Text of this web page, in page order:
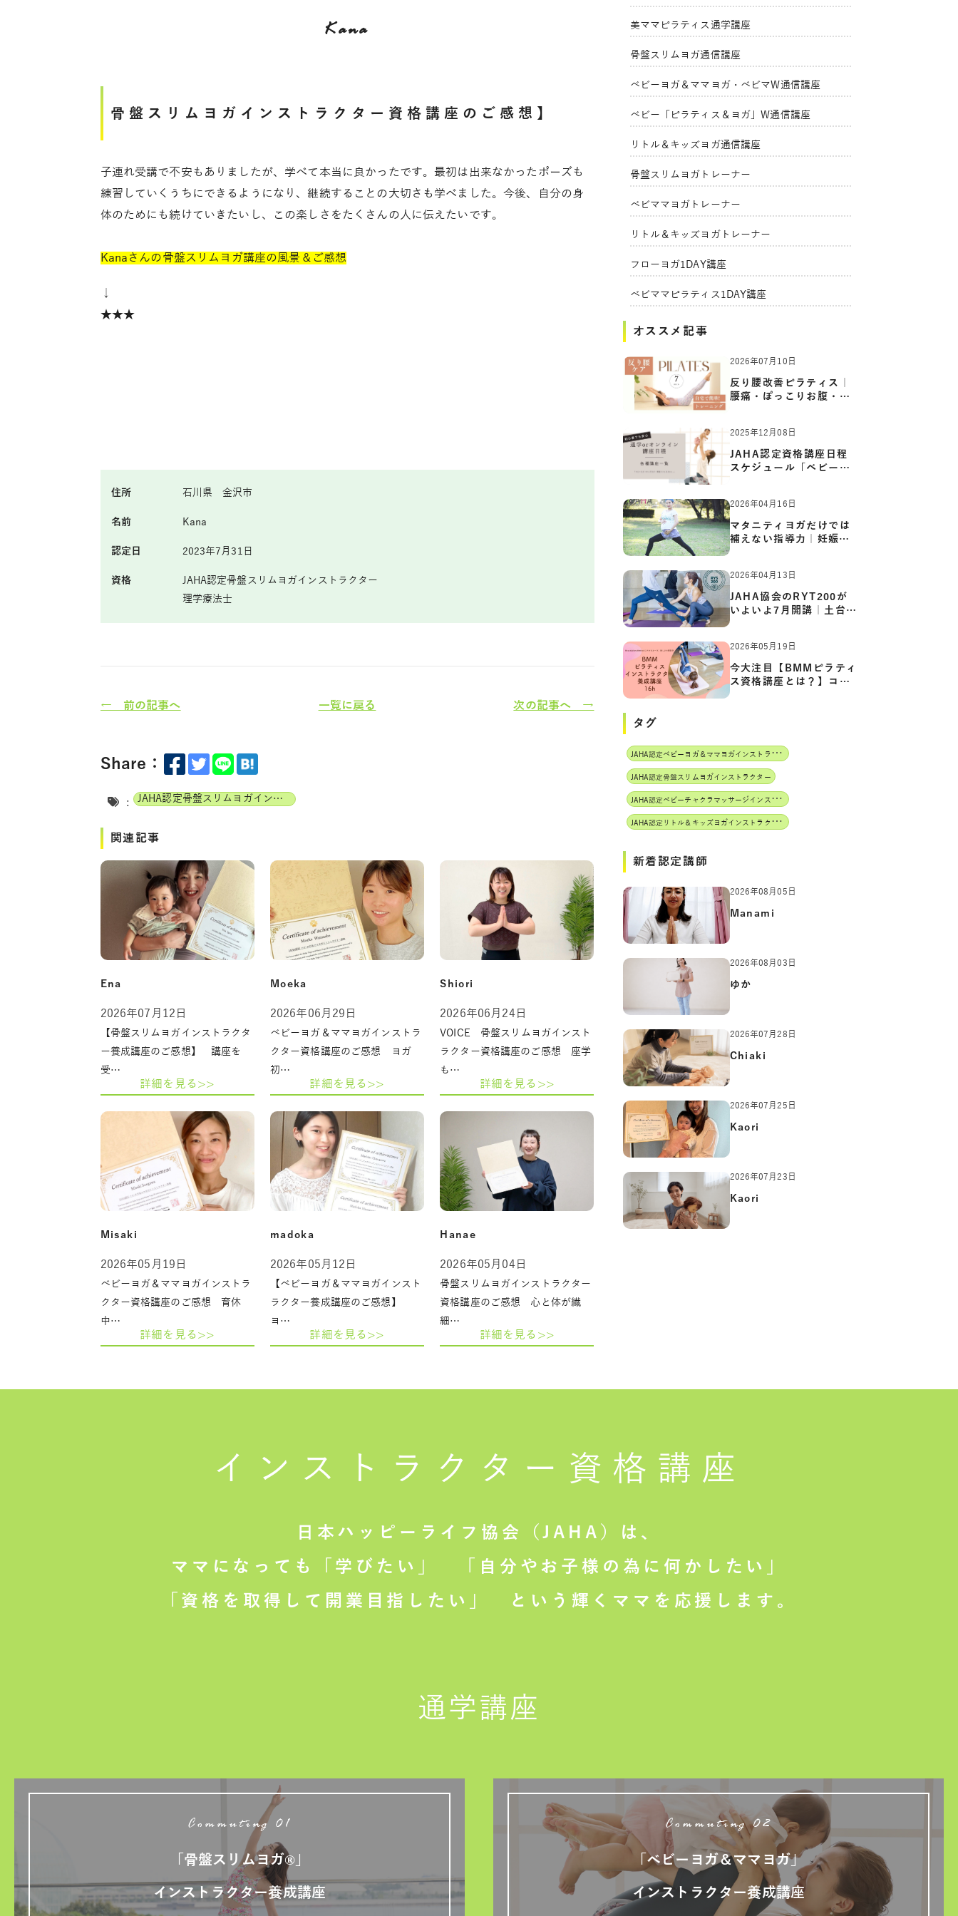
Kana
骨盤スリムヨガインストラクター資格講座のご感想】
子連れ受講で不安もありましたが、学べて本当に良かったです。最初は出来なかったポーズも
練習していくうちにできるようになり、継続することの大切さも学べました。今後、自分の身
体のためにも続けていきたいし、この楽しさをたくさんの人に伝えたいです。
Kanaさんの骨盤スリムヨガ講座の風景＆ご感想
↓
★★★
住所 石川県 金沢市
名前 Kana
認定日 2023年7月31日
資格
JAHA認定骨盤スリムヨガインストラクター
理学療法士
← 前の記事へ 一覧に戻る 次の記事へ →
Share：
: JAHA認定骨盤スリムヨガインストラクター
関連記事
Ena
2026年07月12日
【骨盤スリムヨガインストラクタ
ー養成講座のご感想】 講座を
受…
詳細を見る>>
Moeka
2026年06月29日
ベビーヨガ＆ママヨガインストラ
クター資格講座のご感想 ヨガ
初…
詳細を見る>>
Shiori
2026年06月24日
VOICE 骨盤スリムヨガインスト
ラクター資格講座のご感想 座学
も…
詳細を見る>>
Misaki
2026年05月19日
ベビーヨガ＆ママヨガインストラ
クター資格講座のご感想 育休
中…
詳細を見る>>
madoka
2026年05月12日
【ベビーヨガ＆ママヨガインスト
ラクター養成講座のご感想】
ヨ…
詳細を見る>>
Hanae
2026年05月04日
骨盤スリムヨガインストラクター
資格講座のご感想 心と体が繊
細…
詳細を見る>>
美ママピラティス通学講座
骨盤スリムヨガ通信講座
ベビーヨガ＆ママヨガ・ベビマW通信講座
ベビー「ピラティス＆ヨガ」W通信講座
リトル＆キッズヨガ通信講座
骨盤スリムヨガトレーナー
ベビママヨガトレーナー
リトル＆キッズヨガトレーナー
フローヨガ1DAY講座
ベビママピラティス1DAY講座
オススメ記事
2026年07月10日
反り腰改善ピラティス｜
腰痛・ぽっこりお腹・姿
2025年12月08日
JAHA認定資格講座日程
スケジュール「ベビーヨ
2026年04月16日
マタニティヨガだけでは
補えない指導力｜妊娠期
の体…
2026年04月13日
JAHA協会のRYT200が
いよいよ7月開講｜土台か
ら応用ま…
2026年05月19日
今大注目【BMMピラティ
ス資格講座とは？】コア
からカ…
タグ
J
AHA認定ベビーヨガ＆ママヨガインストラクター
JAHA認定骨盤スリムヨガインストラクター
J
AHA認定ベビーチャクラマッサージインストラクター
J
AHA認定リトル＆キッズヨガインストラクター
新着認定講師
2026年08月05日
Manami
2026年08月03日
ゆか
2026年07月28日
Chiaki
2026年07月25日
Kaori
2026年07月23日
Kaori
インストラクター 資格講座
日本ハッピーライフ協会（JAHA）は、
ママになっても「学びたい」
「自分やお子様の為に何かしたい」
「資格を取得して開業目指したい」
という輝くママを応援します。
通学講座
Commuting 01
「骨盤スリムヨガ®」
インストラクター養成講座
Commuting 02
「ベビーヨガ＆ママヨガ」
インストラクター養成講座